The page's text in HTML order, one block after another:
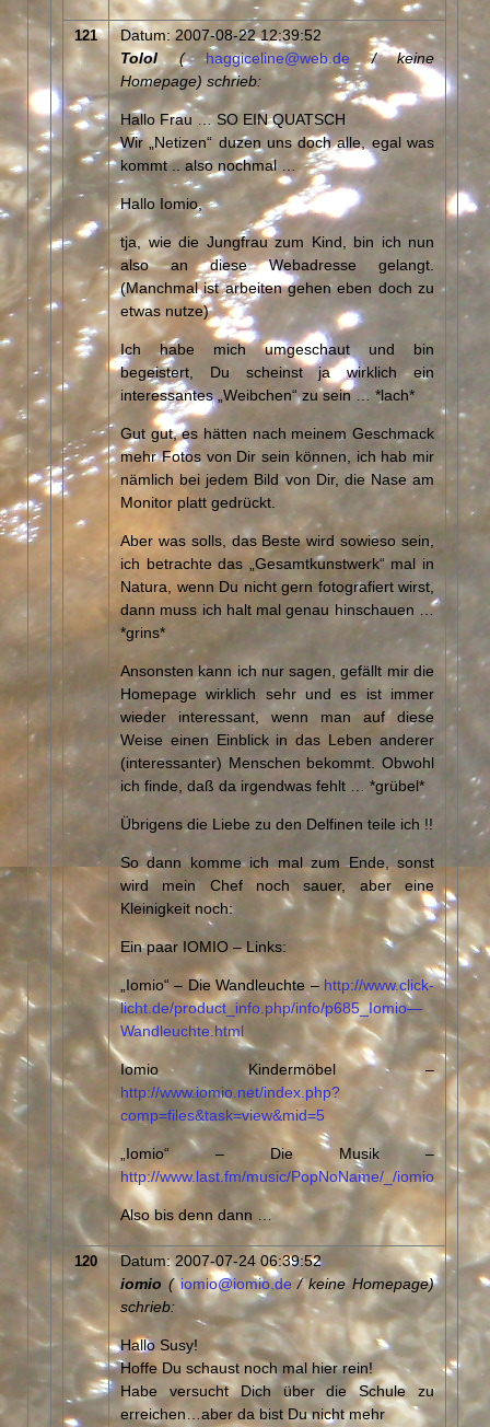
121
Datum: 2007-08-22 12:39:52
Tolol (haggiceline@web.de/ keine
Homepage) schrieb:
Hallo Frau … SO EIN QUATSCH
Wir „Netizen“ duzen uns doch alle, egal was
kommt .. also nochmal …
Hallo Iomio,
tja, wie die Jungfrau zum Kind, bin ich nun
also an diese Webadresse gelangt.
(Manchmal ist arbeiten gehen eben doch zu
etwas nutze)
Ich habe mich umgeschaut und bin
begeistert, Du scheinst ja wirklich ein
interessantes „Weibchen“ zu sein … *lach*
Gut gut, es hätten nach meinem Geschmack
mehr Fotos von Dir sein können, ich hab mir
nämlich bei jedem Bild von Dir, die Nase am
Monitor platt gedrückt.
Aber was solls, das Beste wird sowieso sein,
ich betrachte das „Gesamtkunstwerk“ mal in
Natura, wenn Du nicht gern fotografiert wirst,
dann muss ich halt mal genau hinschauen …
*grins*
Ansonsten kann ich nur sagen, gefällt mir die
Homepage wirklich sehr und es ist immer
wieder interessant, wenn man auf diese
Weise einen Einblick in das Leben anderer
(interessanter) Menschen bekommt. Obwohl
ich finde, daß da irgendwas fehlt … *grübel*
Übrigens die Liebe zu den Delfinen teile ich !!
So dann komme ich mal zum Ende, sonst
wird mein Chef noch sauer, aber eine
Kleinigkeit noch:
Ein paar IOMIO – Links:
„Iomio“ – Die Wandleuchte – http://www.click-
licht.de/product_info.php/info/p685_Iomio—
Wandleuchte.html
Iomio Kindermöbel –
http://www.iomio.net/index.php?
comp=files&task=view&mid=5
„Iomio“ – Die Musik –
http://www.last.fm/music/PopNoName/_/iomio
Also bis denn dann …
120
Datum: 2007-07-24 06:39:52
iomio (iomio@iomio.de / keine Homepage)
schrieb:
Hallo Susy!
Hoffe Du schaust noch mal hier rein!
Habe versucht Dich über die Schule zu
erreichen…aber da bist Du nicht mehr